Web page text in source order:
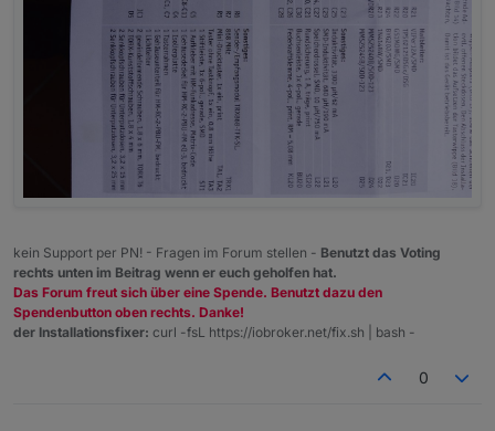
kein Support per PN! - Fragen im Forum stellen - Benutzt das Voting
rechts unten im Beitrag wenn er euch geholfen hat.
Das Forum freut sich über eine Spende. Benutzt dazu den
Spendenbutton oben rechts. Danke!
der Installationsfixer: curl -fsL https://iobroker.net/fix.sh | bash -
0